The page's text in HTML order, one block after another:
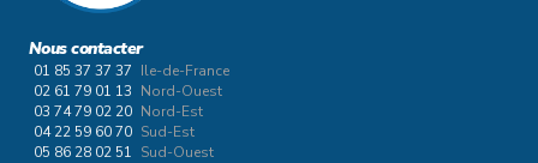
Nous contacter
01 85 37 37 37 Ile-de-France
02 61 79 01 13 Nord-Ouest
03 74 79 02 20 Nord-Est
04 22 59 60 70 Sud-Est
05 86 28 02 51 Sud-Ouest